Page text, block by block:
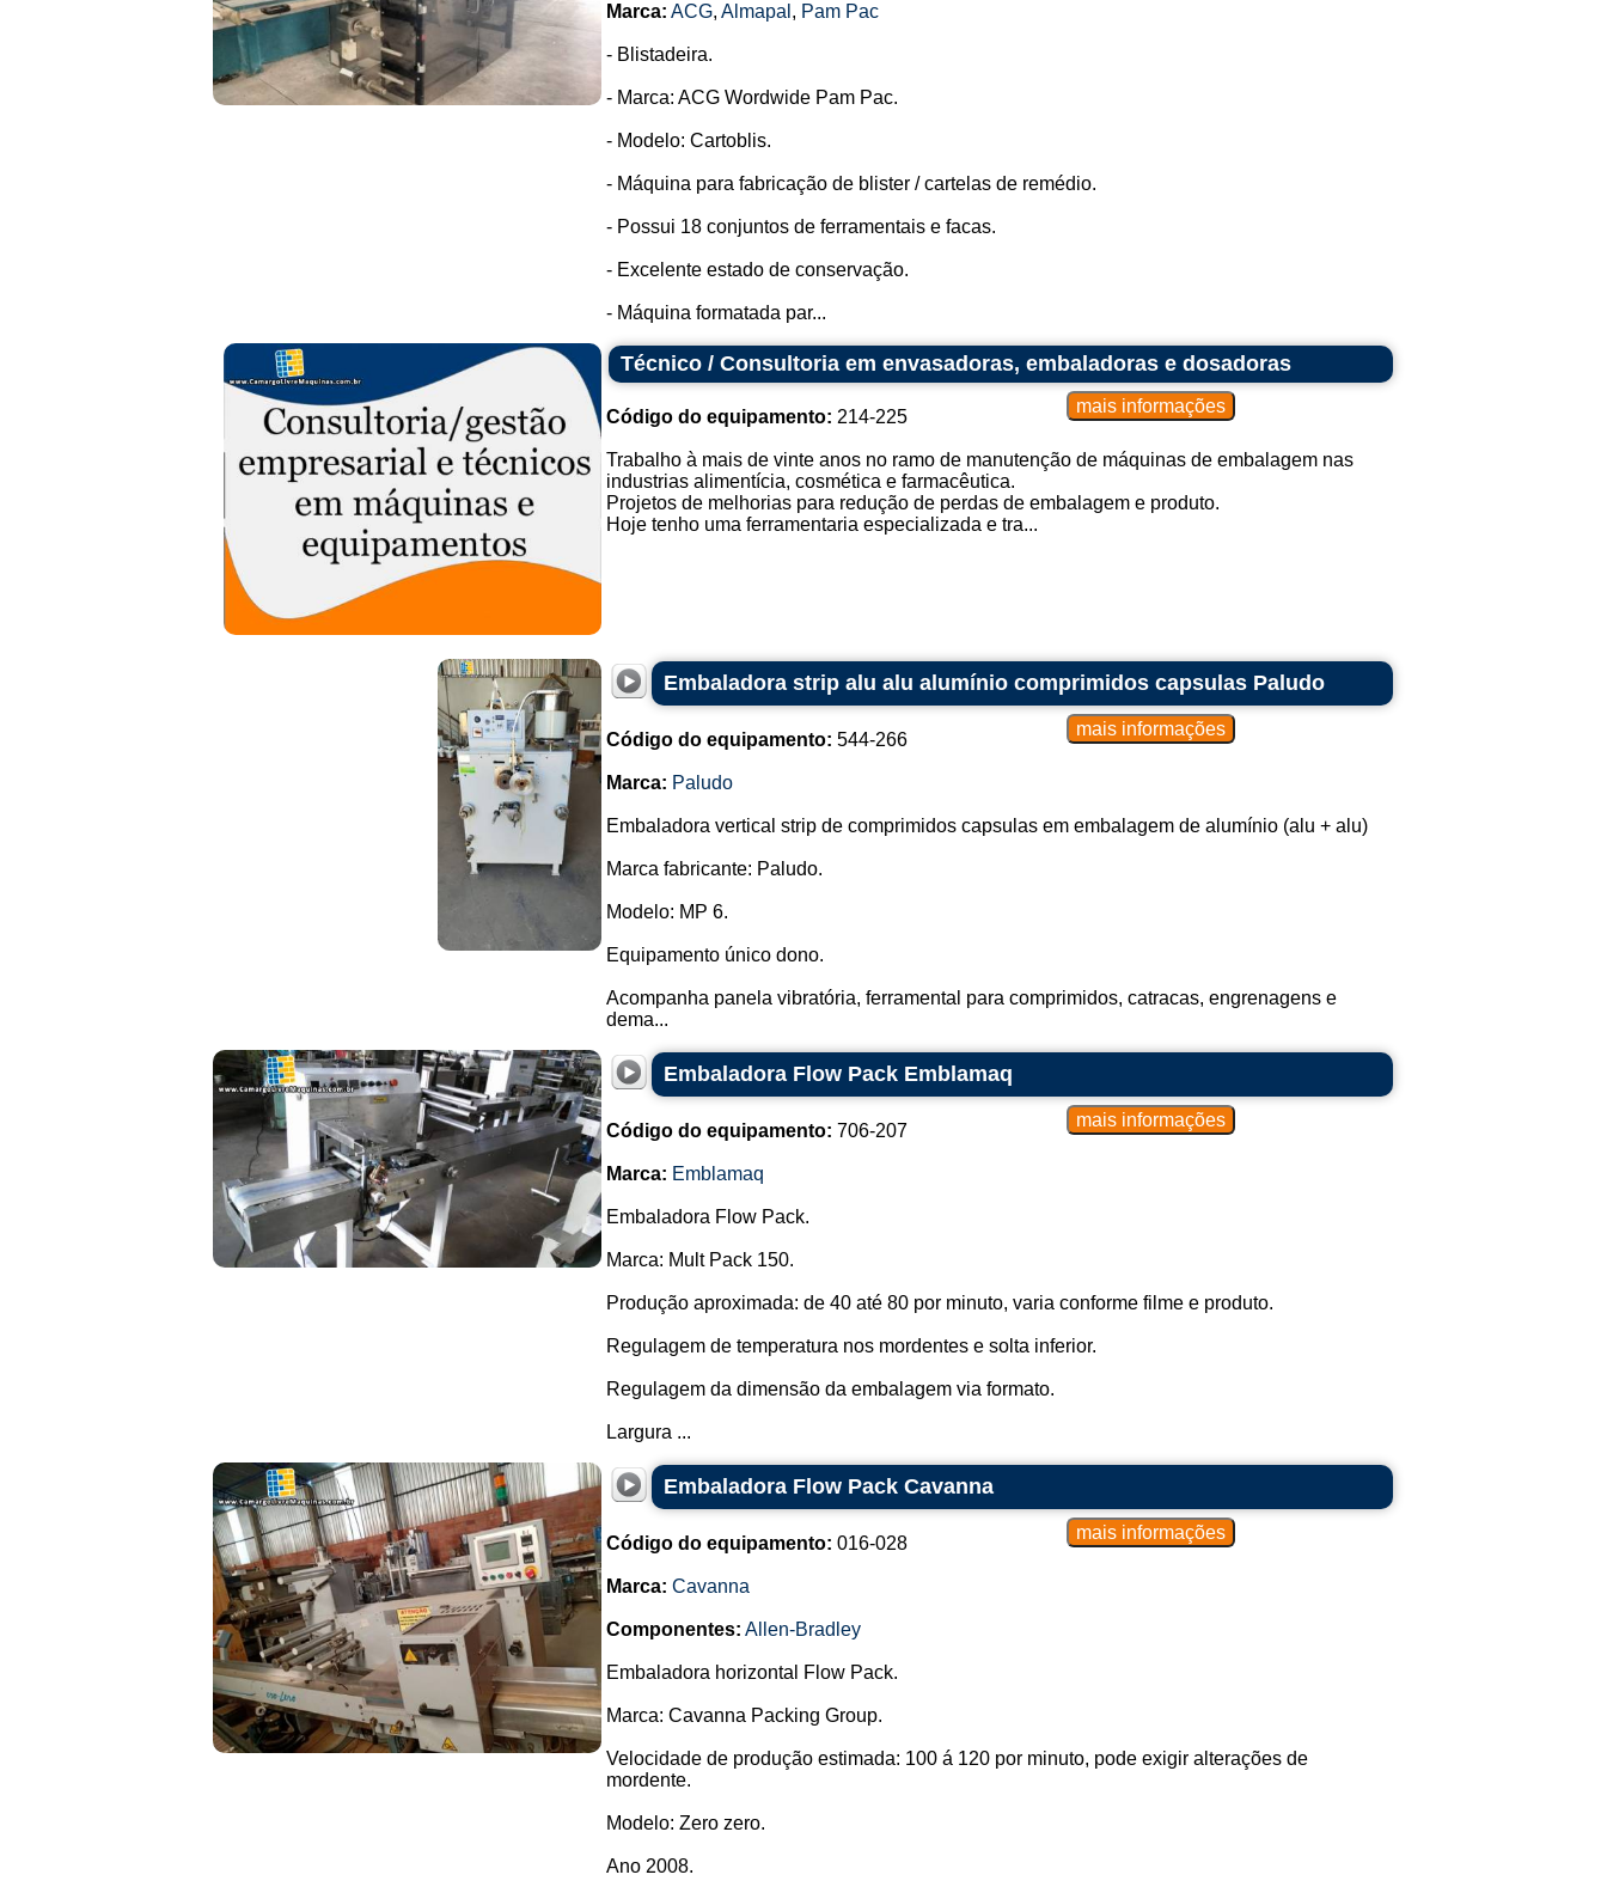
Marca: ACG, Almapal , Pam Pac
- Blistadeira.
- Marca: ACG Wordwide Pam Pac.
- Modelo: Cartoblis.
- Máquina para fabricação de blister / cartelas de remédio.
- Possui 18 conjuntos de ferramentais e facas.
- Excelente estado de conservação.
- Máquina formatada par...
Técnico / Consultoria em envasadoras, embaladoras e dosadoras
Código do equipamento: 214-225
Trabalho à mais de vinte anos no ramo de manutenção de máquinas de embalagem nas
industrias alimentícia, cosmética e farmacêutica.
Projetos de melhorias para redução de perdas de embalagem e produto.
Hoje tenho uma ferramentaria especializada e tra...
Embaladora strip alu alu alumínio comprimidos capsulas Paludo
Código do equipamento: 544-266
Marca: Paludo
Embaladora vertical strip de comprimidos capsulas em embalagem de alumínio (alu + alu)
Marca fabricante: Paludo.
Modelo: MP 6.
Equipamento único dono.
Acompanha panela vibratória, ferramental para comprimidos, catracas, engrenagens e
dema...
Embaladora Flow Pack Emblamaq
Código do equipamento: 706-207
Marca: Emblamaq
Embaladora Flow Pack.
Marca: Mult Pack 150.
Produção aproximada: de 40 até 80 por minuto, varia conforme filme e produto.
Regulagem de temperatura nos mordentes e solta inferior.
Regulagem da dimensão da embalagem via formato.
Largura ...
Embaladora Flow Pack Cavanna
Código do equipamento: 016-028
Marca: Cavanna
Componentes: Allen-Bradley
Embaladora horizontal Flow Pack.
Marca: Cavanna Packing Group.
Velocidade de produção estimada: 100 á 120 por minuto, pode exigir alterações de
mordente.
Modelo: Zero zero.
Ano 2008.